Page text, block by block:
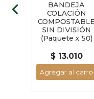
BANDEJA
COLACIÓN
COMPOSTABLE
SIN DIVISIÓN
(Paquete x 50)
$ 13.010
Agregar al carro